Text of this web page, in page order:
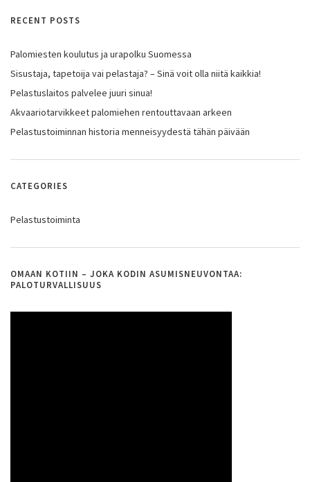
RECENT POSTS
Palomiesten koulutus ja urapolku Suomessa
Sisustaja, tapetoija vai pelastaja? – Sinä voit olla niitä kaikkia!
Pelastuslaitos palvelee juuri sinua!
Akvaariotarvikkeet palomiehen rentouttavaan arkeen
Pelastustoiminnan historia menneisyydestä tähän päivään
CATEGORIES
Pelastustoiminta
OMAAN KOTIIN – JOKA KODIN ASUMISNEUVONTAA:
PALOTURVALLISUUS